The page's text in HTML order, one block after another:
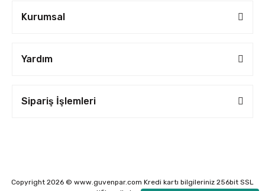
Kurumsal
Yardım
Sipariş İşlemleri
Copyright 2026 © www.guvenpar.com Kredi kartı bilgileriniz 256bit SSL